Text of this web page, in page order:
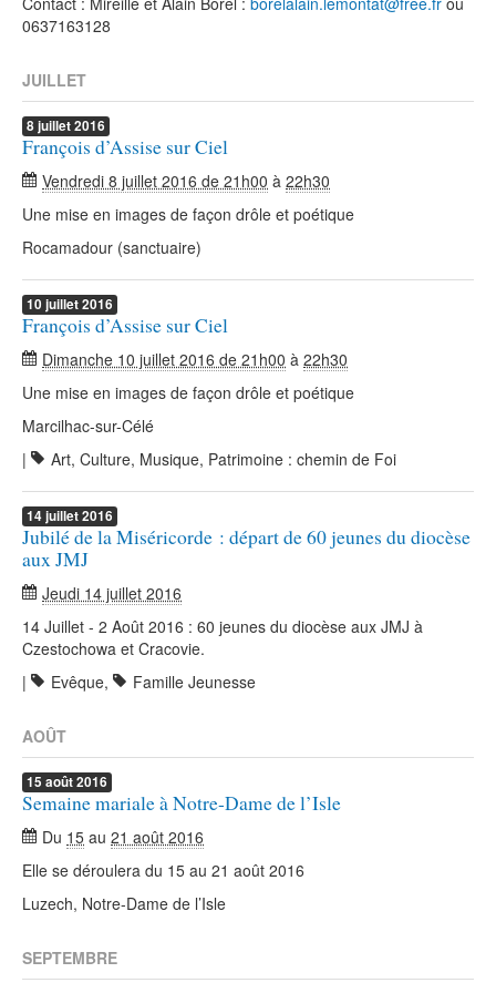
0637163128
JUILLET
8juillet2016
François d’Assise sur Ciel
Vendredi 8 juillet 2016 de 21h00 à 22h30
Une mise en images de façon drôle et poétique
Rocamadour (sanctuaire)
10 juillet2016
François d’Assise sur Ciel
Dimanche 10 juillet 2016 de 21h00 à 22h30
Une mise en images de façon drôle et poétique
Marcilhac-sur-Célé
|
Art, Culture, Musique, Patrimoine : chemin de Foi
14juillet2016
Jubilé de la Miséricorde : départ de 60 jeunes du diocèse
aux JMJ
Jeudi 14 juillet 2016
14 Juillet - 2 Août 2016 : 60 jeunes du diocèse aux JMJ à
Czestochowa et Cracovie.
|
Evêque, Famille Jeunesse
AOÛT
15 août2016
Semaine mariale à Notre-Dame de l’Isle
Du 15 au 21 août 2016
Elle se déroulera du 15 au 21 août 2016
Luzech, Notre-Dame de l’Isle
SEPTEMBRE